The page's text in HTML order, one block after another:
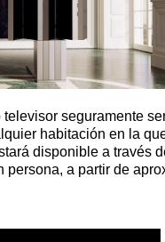
televisor seguramente
habitación en la
disponible a través
persona, a partir de